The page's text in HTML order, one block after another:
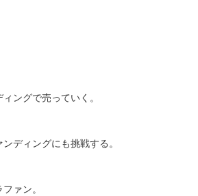
ングで売っていく。
ディングにも挑戦する。
ァン。